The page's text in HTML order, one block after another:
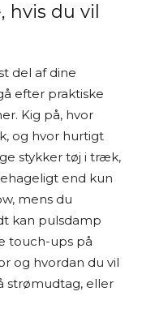
hvis du vil
del af dine
efter praktiske
Kig på, hvor
og hvor hurtigt
stykker tøj i træk,
end kun
mens du
kan pulsdamp
touch-ups på
og hvordan du vil
strømudtag, eller